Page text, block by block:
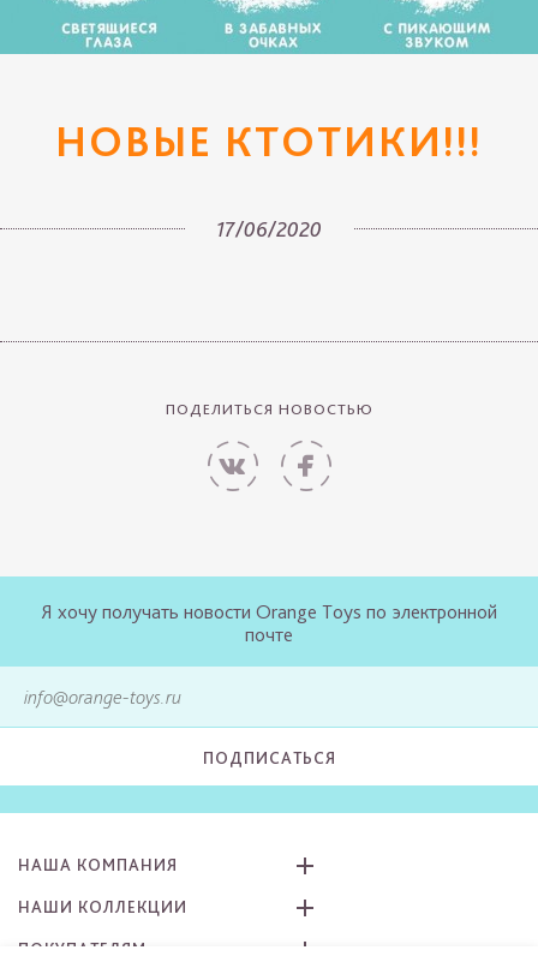
НОВЫЕ КТОТИКИ!!!
17/06/2020
ПОДЕЛИТЬСЯ НОВОСТЬЮ
Я хочу получать новости Orange Toys по электронной
почте
ПОДПИСАТЬСЯ
НАША КОМПАНИЯ
НАШИ КОЛЛЕКЦИИ
ПОКУПАТЕЛЯМ